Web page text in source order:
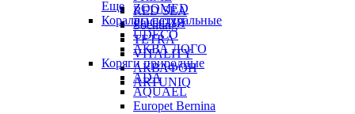
RED SEA
Sochting
TETRA
VITALITY
АКВАФОН
ARTUNIQ
ZOOMED
РОССИЯ
Еще
Кораллы натуральные
UDECO
АКВА ЛОГО
Коряги природные
ADA
AQUAEL
Europet Bernina